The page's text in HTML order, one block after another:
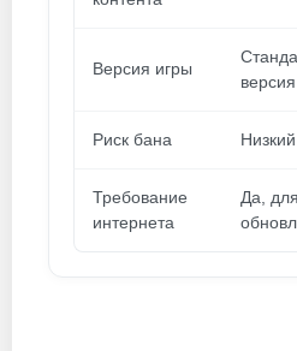
Версия игры
версия
Риск бана Низкий
Требование
интернета
Да, для